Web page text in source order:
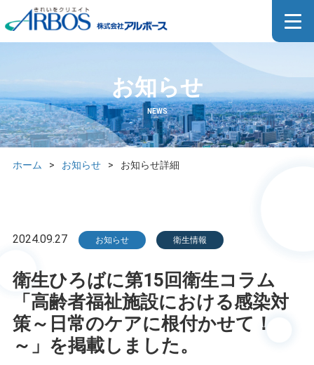
お知らせ
NEWS
ホーム > お知らせ > お知らせ詳細
2024.09.27 お知らせ 衛生情報
衛生ひろばに第15回衛生コラム
「高齢者福祉施設における感染対
策～日常のケアに根付かせて！
～」を掲載しました。